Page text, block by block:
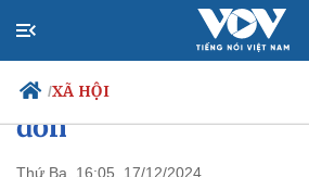
/XÃ HỘI
Chưa thực hiện
xe máy từ đầu năm
đồn
Thứ Ba, 16:05, 17/12/2024